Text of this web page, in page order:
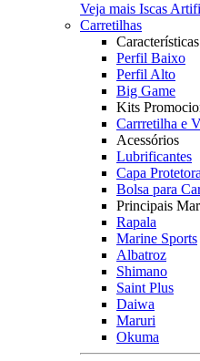
Veja mais Iscas
Carretilhas
Características
Perfil Baixo
Perfil Alto
Big Game
Kits
Carrretilha e
Acessórios
Lubrificantes
Capa Protetora
Bolsa para
Principais
Rapala
Marine Sports
Albatroz
Shimano
Saint Plus
Daiwa
Maruri
Okuma